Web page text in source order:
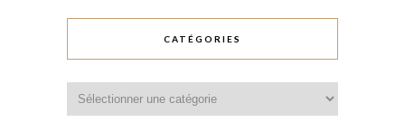
CATÉGORIES